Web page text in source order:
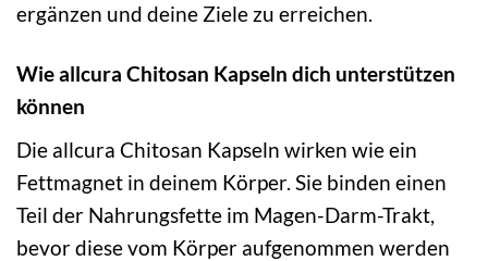
ergänzen und deine Ziele zu erreichen.
Wie allcura Chitosan Kapseln dich unterstützen
können
Die allcura Chitosan Kapseln wirken wie ein
Fettmagnet in deinem Körper. Sie binden einen
Teil der Nahrungsfette im Magen-Darm-Trakt,
bevor diese vom Körper aufgenommen werden